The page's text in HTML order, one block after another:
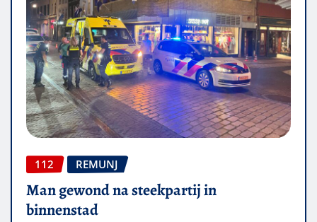
112 REMUNJ
Man gewond na steekpartij in
binnenstad